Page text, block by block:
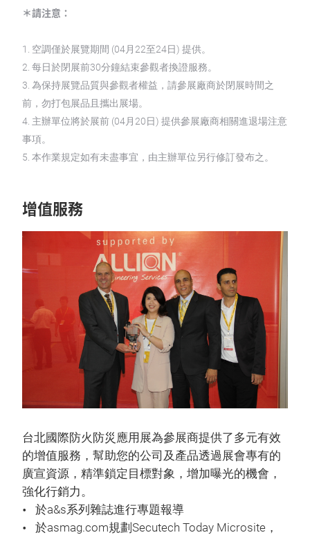
＊請注意：
1. 空調僅於展覽期間 (04月22至24日) 提供。
2. 每日於閉展前30分鐘結束參觀者換證服務。
3. 為保持展覽品質與參觀者權益，請參展廠商於閉展時間之
前，勿打包展品且攜出展場。
4. 主辦單位將於展前 (04月20日) 提供參展廠商相關進退場注意
事項。
5. 本作業規定如有未盡事宜，由主辦單位另行修訂發布之。
增值服務
台北國際防火防災應用展為參展商提供了多元有效
的增值服務，幫助您的公司及產品透過展會專有的
廣宣資源，精準鎖定目標對象，增加曝光的機會，
強化行銷力。
於a&s系列雜誌進行專題報導
於asmag.com規劃Secutech Today Microsite，